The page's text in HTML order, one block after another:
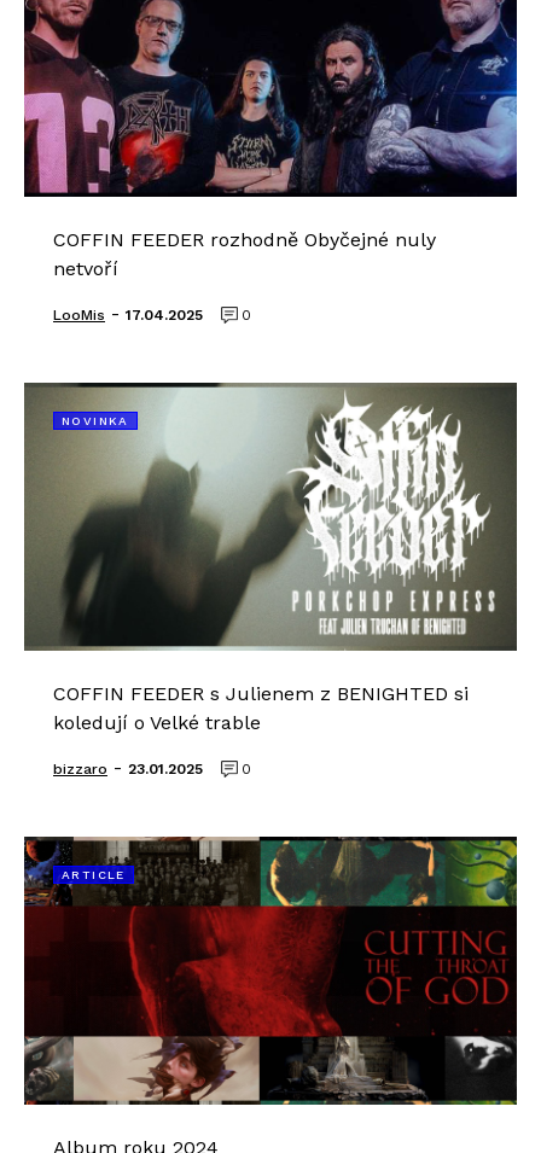
COFFIN FEEDER rozhodně Obyčejné nuly
netvoří
LooMis - 17.04.2025 0
NOVINKA
COFFIN FEEDER s Julienem z BENIGHTED si
koledují o Velké trable
bizzaro - 23.01.2025 0
ARTICLE
Album roku 2024